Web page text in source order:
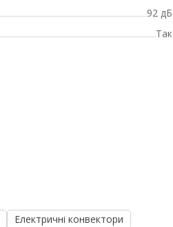
92 дБ
Так
Електричні конвектори